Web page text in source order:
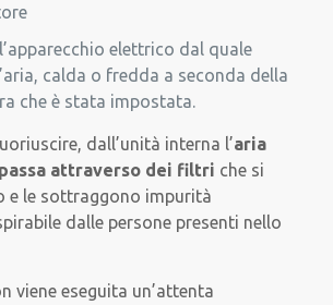
elettrico dal quale
calda o fredda a seconda della
che è stata impostata.
dall’unità interna l’aria
attraverso dei filtri che si
e le sottraggono impurità
dalle persone presenti nello
viene eseguita un’attenta